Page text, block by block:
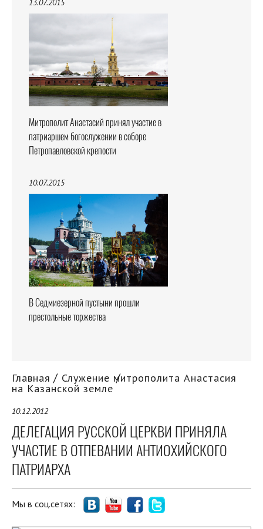
13.07.2015
Митрополит Анастасий принял участие в
патриаршем богослужении в соборе
Петропавловской крепости
10.07.2015
В Седмиезерной пустыни прошли
престольные торжества
Главная Служение митрополита Анастасия
на Казанской земле
10.12.2012
ДЕЛЕГАЦИЯ РУССКОЙ ЦЕРКВИ ПРИНЯЛА
УЧАСТИЕ В ОТПЕВАНИИ АНТИОХИЙСКОГО
ПАТРИАРХА
Мы в соц.сетях: